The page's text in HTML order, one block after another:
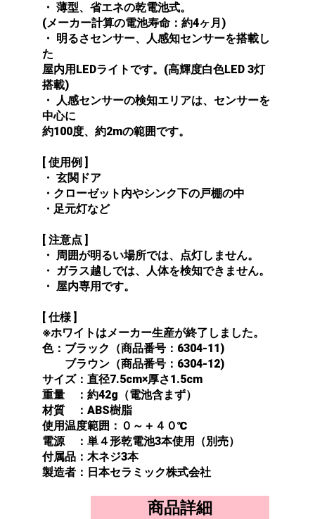
・ 薄型、省エネの乾電池式。
(メーカー計算の電池寿命：約4ヶ月)
・ 明るさセンサー、人感知センサーを搭載し
た
屋内用LEDライトです。(高輝度白色LED 3灯
搭載)
・ 人感センサーの検知エリアは、センサーを
中心に
約100度、約2mの範囲です。
[ 使用例 ]
・ 玄関ドア
・クローゼット内やシンク下の戸棚の中
・足元灯など
[ 注意点 ]
・ 周囲が明るい場所では、点灯しません。
・ ガラス越しでは、人体を検知できません。
・ 屋内専用です。
[ 仕様 ]
※ホワイトはメーカー生産が終了しました。
色：ブラック（商品番号：6304-11)
ブラウン（商品番号：6304-12)
サイズ：直径7.5cm×厚さ1.5cm
重量 ：約42g（電池含まず）
材質 ：ABS樹脂
使用温度範囲：０～＋４０℃
電源 ：単４形乾電池3本使用（別売）
付属品：木ネジ3本
製造者：日本セラミック株式会社
商品詳細